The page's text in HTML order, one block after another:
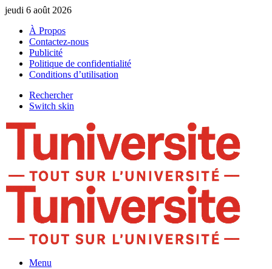
jeudi 6 août 2026
À Propos
Contactez-nous
Publicité
Politique de confidentialité
Conditions d’utilisation
Rechercher
Switch skin
Menu